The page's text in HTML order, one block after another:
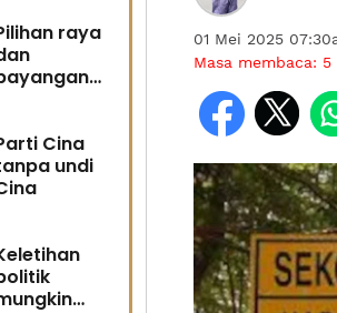
raya
Cina
undi
01 Mei 2025
Masa membaca: 5